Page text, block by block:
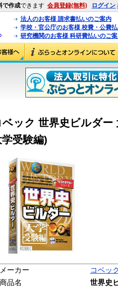
で作成できます 会員登録(無料) ログイン
法人のお客様 請求書払いのご案内
学校・官公庁のお客様 校費・公費
研究機関のお客様 科研費払いのご
ベック 世界史ビルダー
学受験編)
メーカー
コベッ
商品名
世界史